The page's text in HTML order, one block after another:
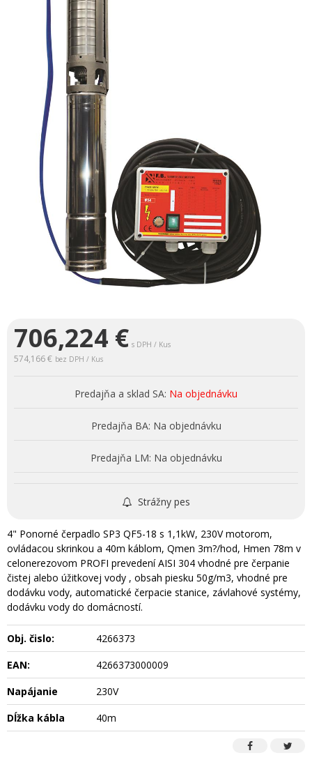
706,224 € s DPH / Kus
574,166 € bez DPH / Kus
Predajňa a sklad SA: Na objednávku
Predajňa BA: Na objednávku
Predajňa LM: Na objednávku
Strážny pes
4" Ponorné čerpadlo SP3 QF5-18 s 1,1kW, 230V motorom,
ovládacou skrinkou a 40m káblom, Qmen 3m?/hod, Hmen 78m v
celonerezovom PROFI prevedení AISI 304 vhodné pre čerpanie
čistej alebo úžitkovej vody , obsah piesku 50g/m3, vhodné pre
dodávku vody, automatické čerpacie stanice, závlahové systémy,
dodávku vody do domácností.
Obj. čislo:
4266373
EAN:
4266373000009
Napájanie
230V
Dĺžka kábla
40m